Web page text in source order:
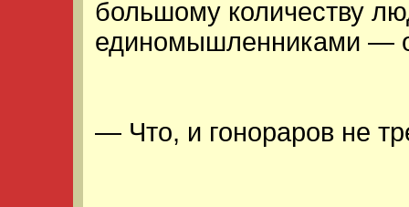
большому количеству
единомышленниками —
— Что, и гонораров не